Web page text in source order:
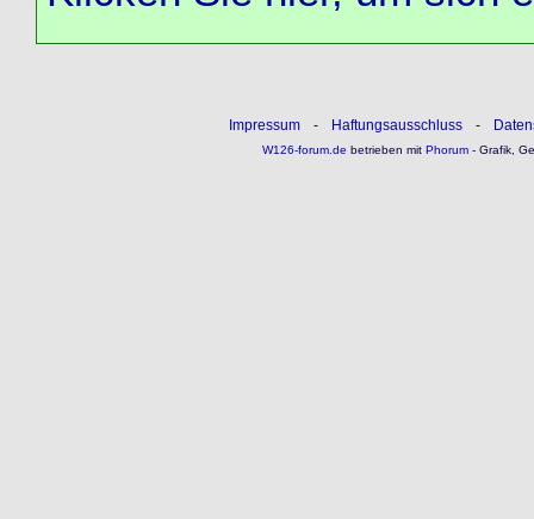
Impressum - Haftungsausschluss -
W126-forum.de betrieben mitPhorum- Grafik,